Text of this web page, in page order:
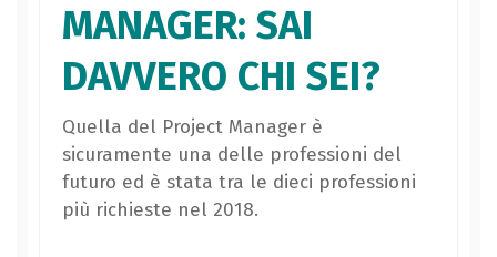
MANAGER: SAI
DAVVERO CHI SEI?
Quella del Project Manager è
sicuramente una delle professioni del
futuro ed è stata tra le dieci professioni
più richieste nel 2018.